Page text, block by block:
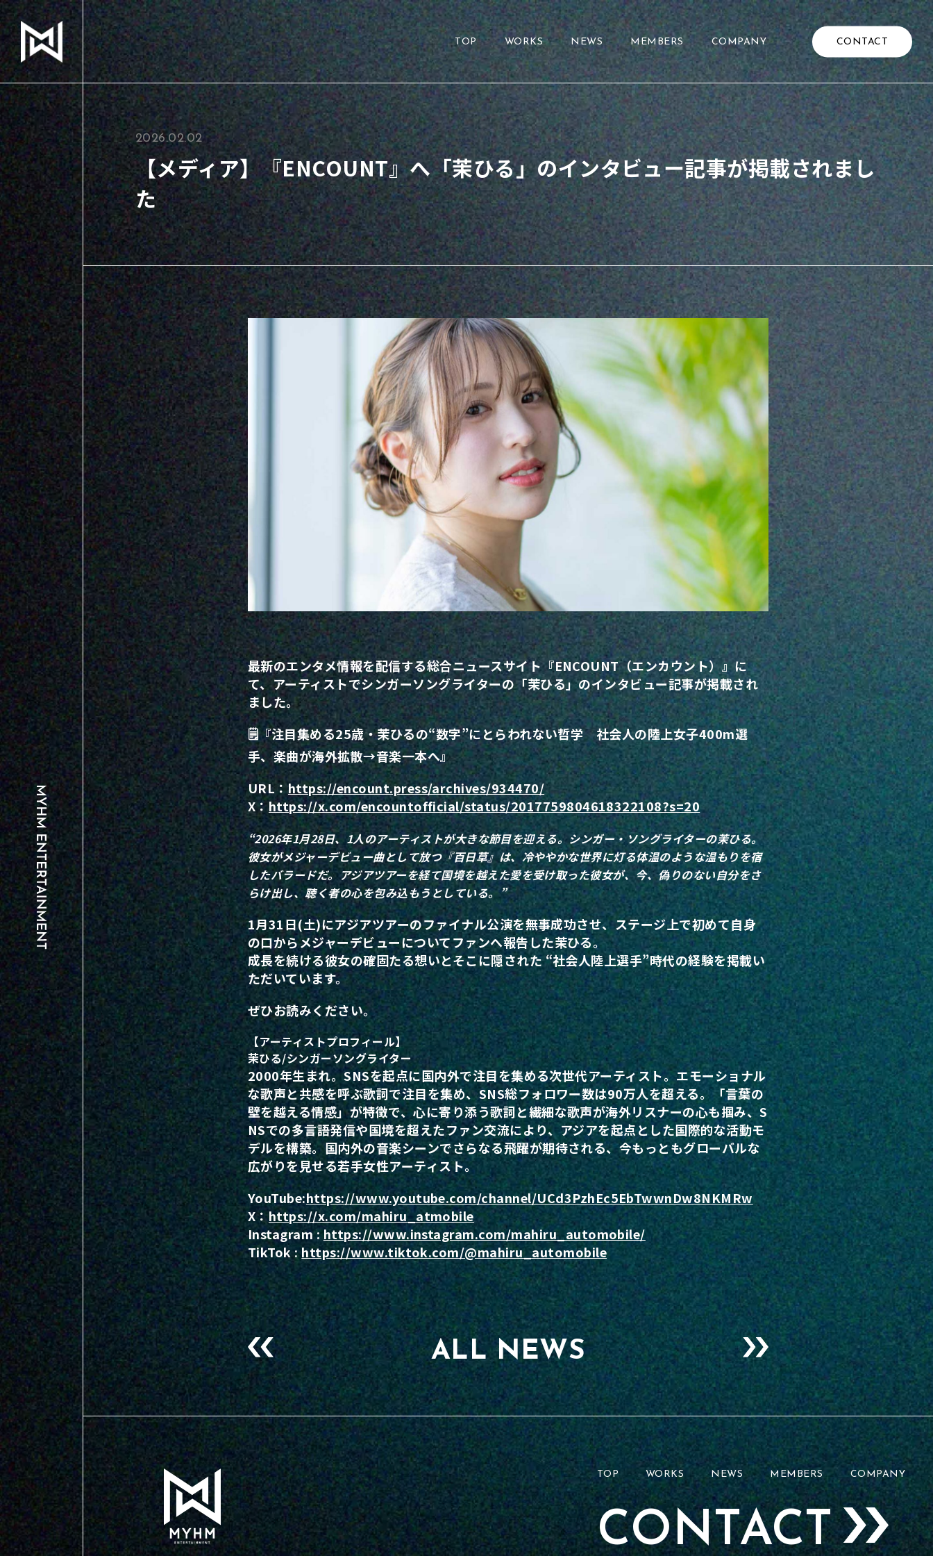
TOP WORKS NEWS MEMBERS COMPANY CONTACT
2026.02.02
【メディア】『ENCOUNT』へ「茉ひる」のインタビュー記事が掲載されまし
た
最新のエンタメ情報を配信する総合ニュースサイト『ENCOUNT（エンカウント）』に
て、アーティストでシンガーソングライターの「茉ひる」のインタビュー記事が掲載され
ました。
🗒️『注目集める25歳・茉ひるの“数字”にとらわれない哲学 社会人の陸上女子400m選
手、楽曲が海外拡散→音楽一本へ』
URL：https://encount.press/archives/934470/
X：https://x.com/encountofficial/status/2017759804618322108?s=20
“2026年1月28日、1人のアーティストが大きな節目を迎える。シンガー・ソングライターの茉ひる。
彼女がメジャーデビュー曲として放つ『百日草』は、冷ややかな世界に灯る体温のような温もりを宿
したバラードだ。アジアツアーを経て国境を越えた愛を受け取った彼女が、今、偽りのない自分をさ
らけ出し、聴く者の心を包み込もうとしている。”
1月31日(土)にアジアツアーのファイナル公演を無事成功させ、ステージ上で初めて自身
の口からメジャーデビューについてファンへ報告した茉ひる。
成長を続ける彼女の確固たる想いとそこに隠された “社会人陸上選手”時代の経験を掲載い
ただいています。
ぜひお読みください。
【アーティストプロフィール】
茉ひる/シンガーソングライター
2000年生まれ。SNSを起点に国内外で注目を集める次世代アーティスト。エモーショナル
な歌声と共感を呼ぶ歌詞で注目を集め、SNS総フォロワー数は90万人を超える。「言葉の
壁を越える情感」が特徴で、心に寄り添う歌詞と繊細な歌声が海外リスナーの心も掴み、S
NSでの多言語発信や国境を超えたファン交流により、アジアを起点とした国際的な活動モ
デルを構築。国内外の音楽シーンでさらなる飛躍が期待される、今もっともグローバルな
広がりを見せる若手女性アーティスト。
YouTube:https://www.youtube.com/channel/UCd3PzhEc5EbTwwnDw8NKMRw
X：https://x.com/mahiru_atmobile
Instagram :https://www.instagram.com/mahiru_automobile/
TikTok :https://www.tiktok.com/@mahiru_automobile
ALL NEWS
TOP WORKS NEWS MEMBERS COMPANY
CONTACT